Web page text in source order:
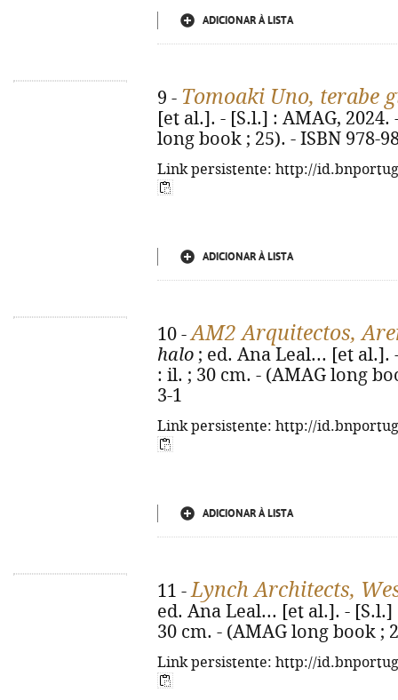
ADICIONAR À LISTA
9 - Tomoaki Uno, terabe
[et al.]. - [S.l.] : AMAG,
long book ; 25). - ISBN 978-
Link persistente: http://
ADICIONAR À LISTA
10 -AM2 Arquitectos,
halo ; ed. Ana Leal... [et al.].
: il. ; 30 cm. - (AMAG long
3-1
Link persistente: http://
ADICIONAR À LISTA
11 -Lynch Architects,
ed. Ana Leal... [et al.]. - [S.l.]
30 cm. - (AMAG long book ;
Link persistente: http://